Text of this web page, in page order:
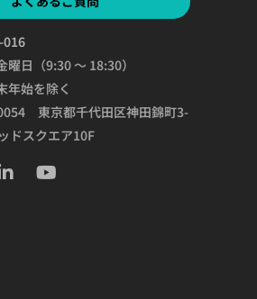
016
曜日（9:30 ～ 18:30）
年始を除く
東京都千代田区神田錦町3-
ドスクエア10F